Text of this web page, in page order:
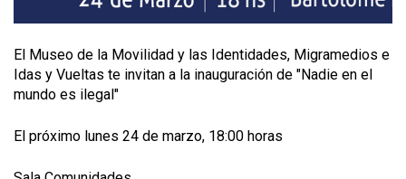
El Museo de la Movilidad y las Identidades, Migramedios e
Idas y Vueltas te invitan a la inauguración de "Nadie en el
mundo es ilegal"
El próximo lunes 24 de marzo, 18:00 horas